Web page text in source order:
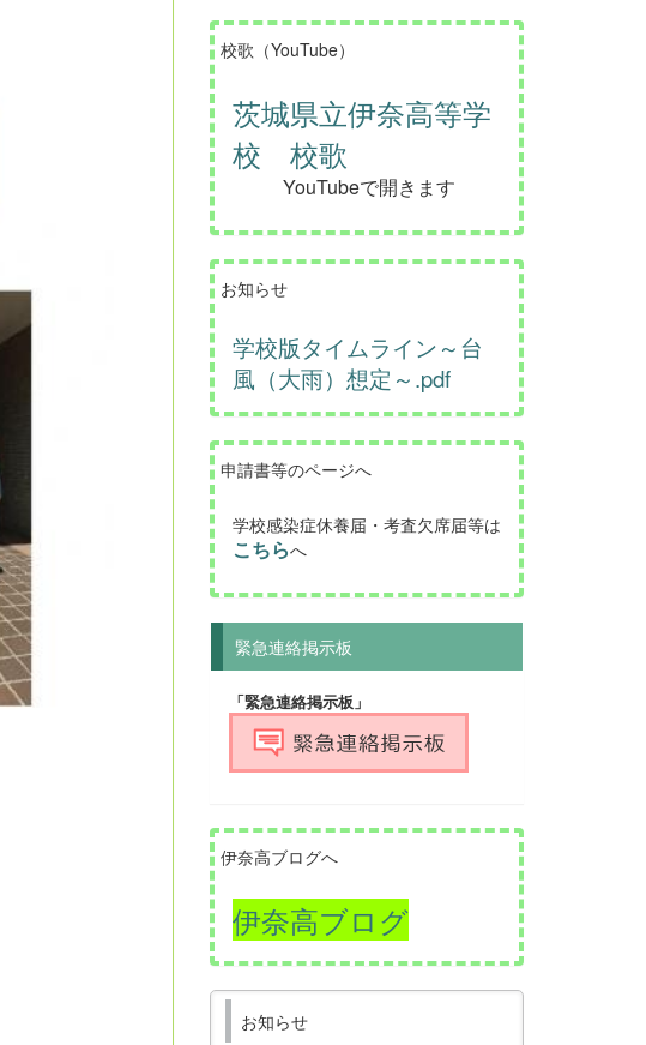
校歌（YouTube）
茨城県立伊奈高等学
校 校歌
YouTubeで開きます
お知らせ
学校版タイムライン～台
風（大雨）想定～.pdf
申請書等のページへ
学校感染症休養届・考査欠席届等は
こちらへ
緊急連絡掲示板
「緊急連絡掲示板」
伊奈高ブログへ
伊奈高ブログ
お知らせ